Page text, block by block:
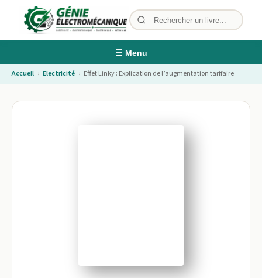
☰ Menu
Accueil › Electricité › Effet Linky : Explication de l’augmentation tarifaire